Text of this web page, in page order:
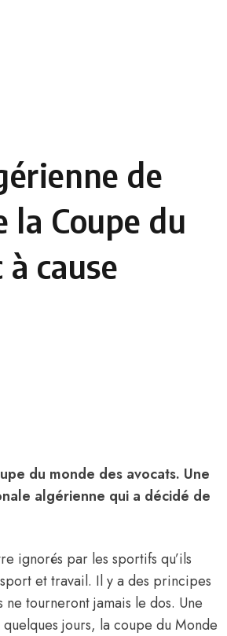
de
Coupe du
cause
du monde des avocats. Une
algérienne qui a décidé de
ignorés par les sportifs qu’ils
et travail. Il y a des principes
tourneront jamais le dos. Une
jours, la coupe du Monde